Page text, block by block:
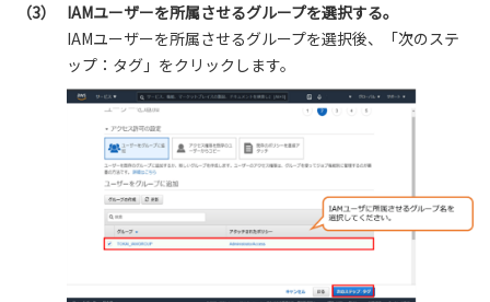
（3）
IAMユーザーを所属させるグループを選択する。
IAMユーザーを所属させるグループを選択後、「次のステ
ップ：タグ」をクリックします。